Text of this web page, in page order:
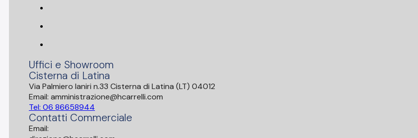
Uffici e Showroom
Cisterna di Latina
Via Palmiero Ianiri n.33 Cisterna di Latina (LT) 04012
Email: amministrazione@hcarrelli.com
Tel: 06 86658944
Contatti Commerciale
Email: